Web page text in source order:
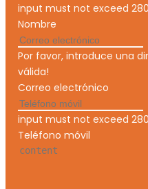
input must not exceed
Nombre
Por favor, introduce una
válida!
Correo electrónico
input must not exceed
Teléfono móvil